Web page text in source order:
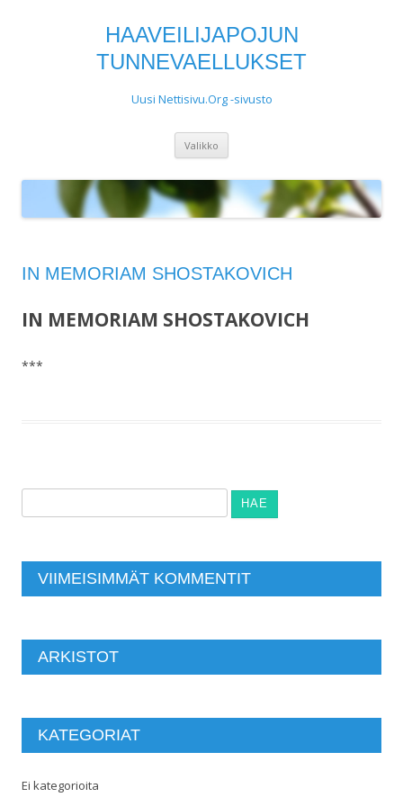
HAAVEILIJAPOJUN
TUNNEVAELLUKSET
Uusi Nettisivu.Org -sivusto
Valikko
IN MEMORIAM SHOSTAKOVICH
IN MEMORIAM SHOSTAKOVICH
***
VIIMEISIMMÄT KOMMENTIT
ARKISTOT
KATEGORIAT
Ei kategorioita